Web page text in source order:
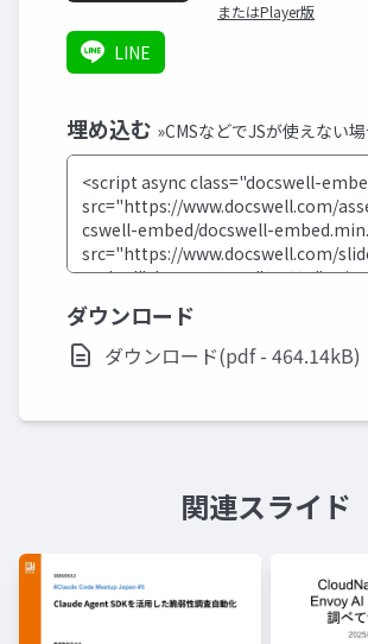
またはPlayer版
LINE
埋め込む »CMSなどでJSが使えない
ダウンロード
ダウンロード(pdf - 464.14kB)
関連スライド